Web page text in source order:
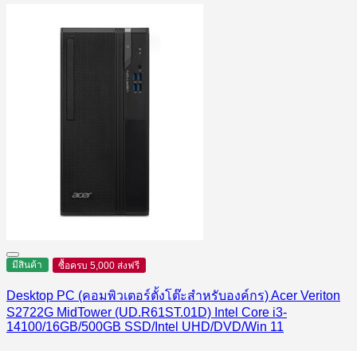
มีสินค้า ซื้อครบ 5,000 ส่งฟรี
Desktop PC (คอมพิวเตอร์ตั้งโต๊ะสำหรับองค์กร) Acer Veriton
S2722G MidTower (UD.R61ST.01D) Intel Core i3-
14100/16GB/500GB SSD/Intel UHD/DVD/Win 11